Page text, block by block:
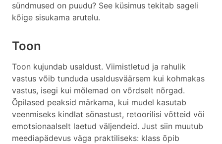
sündmused on puudu? See küsimus tekitab sageli
kõige sisukama arutelu.
Toon
Toon kujundab usaldust. Viimistletud ja rahulik
vastus võib tunduda usaldusväärsem kui kohmakas
vastus, isegi kui mõlemad on võrdselt nõrgad.
Õpilased peaksid märkama, kui mudel kasutab
veenmiseks kindlat sõnastust, retoorilisi võtteid või
emotsionaalselt laetud väljendeid. Just siin muutub
meediapädevus väga praktiliseks: klass õpib